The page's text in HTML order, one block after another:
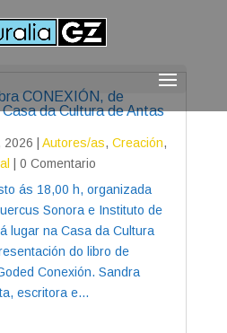
CONEXIÓN, de
da Cultura de Antas
2026 Autores/as, Creación,
| 0 Comentario
ás 18,00 h, organizada
Sonora e Instituto de
lugar na Casa da Cultura
do libro de
Conexión. Sandra
escritora e...